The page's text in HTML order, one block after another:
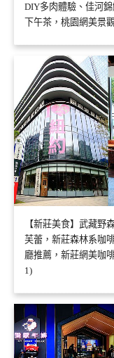
DIY多肉體驗、佳河
下午茶，桃園網美景
【新莊美食】武藏野
芙蕾，新莊森林系咖
廳推薦，新莊網美咖
1)